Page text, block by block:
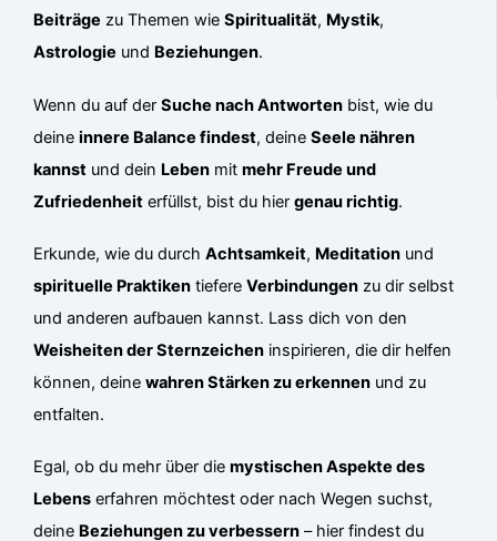
Beiträge zu Themen wieSpiritualität, Mystik,
Astrologie und Beziehungen.
Wenn du auf derSuche nach Antworten bist, wie du
deineinnere Balance findest, deineSeele nähren
kannst und dein Leben mitmehr Freude und
Zufriedenheit erfüllst, bist du hiergenau richtig.
Erkunde, wie du durchAchtsamkeit, Meditation und
spirituelle Praktiken tiefereVerbindungen zu dir selbst
und anderen aufbauen kannst. Lass dich von den
Weisheiten der Sternzeichen inspirieren, die dir helfen
können, deinewahren Stärken zu erkennen und zu
entfalten.
Egal, ob du mehr über diemystischen Aspekte des
Lebens erfahren möchtest oder nach Wegen suchst,
deine Beziehungen zu verbessern – hier findest du